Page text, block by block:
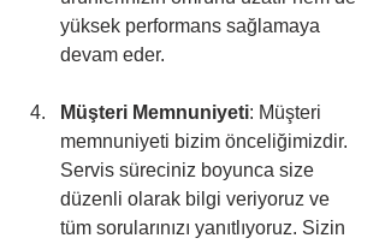
yüksek performans sağlamaya
devam eder.
Müşteri Memnuniyeti: Müşteri
memnuniyeti bizim önceliğimizdir.
Servis süreciniz boyunca size
düzenli olarak bilgi veriyoruz ve
tüm sorularınızı yanıtlıyoruz. Sizin